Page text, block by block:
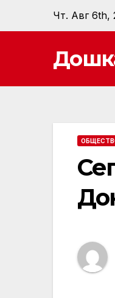
Чт. Авг 6th,